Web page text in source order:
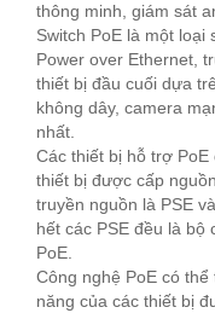
thông minh, giám sát
Switch PoE là một loại
Power over Ethernet,
thiết bị đầu cuối dựa
không dây, camera
nhất.
Các thiết bị hỗ trợ PoE
thiết bị được cấp
truyền nguồn là PSE
hết các PSE đều là bộ
PoE.
Công nghệ PoE có
năng của các thiết bị